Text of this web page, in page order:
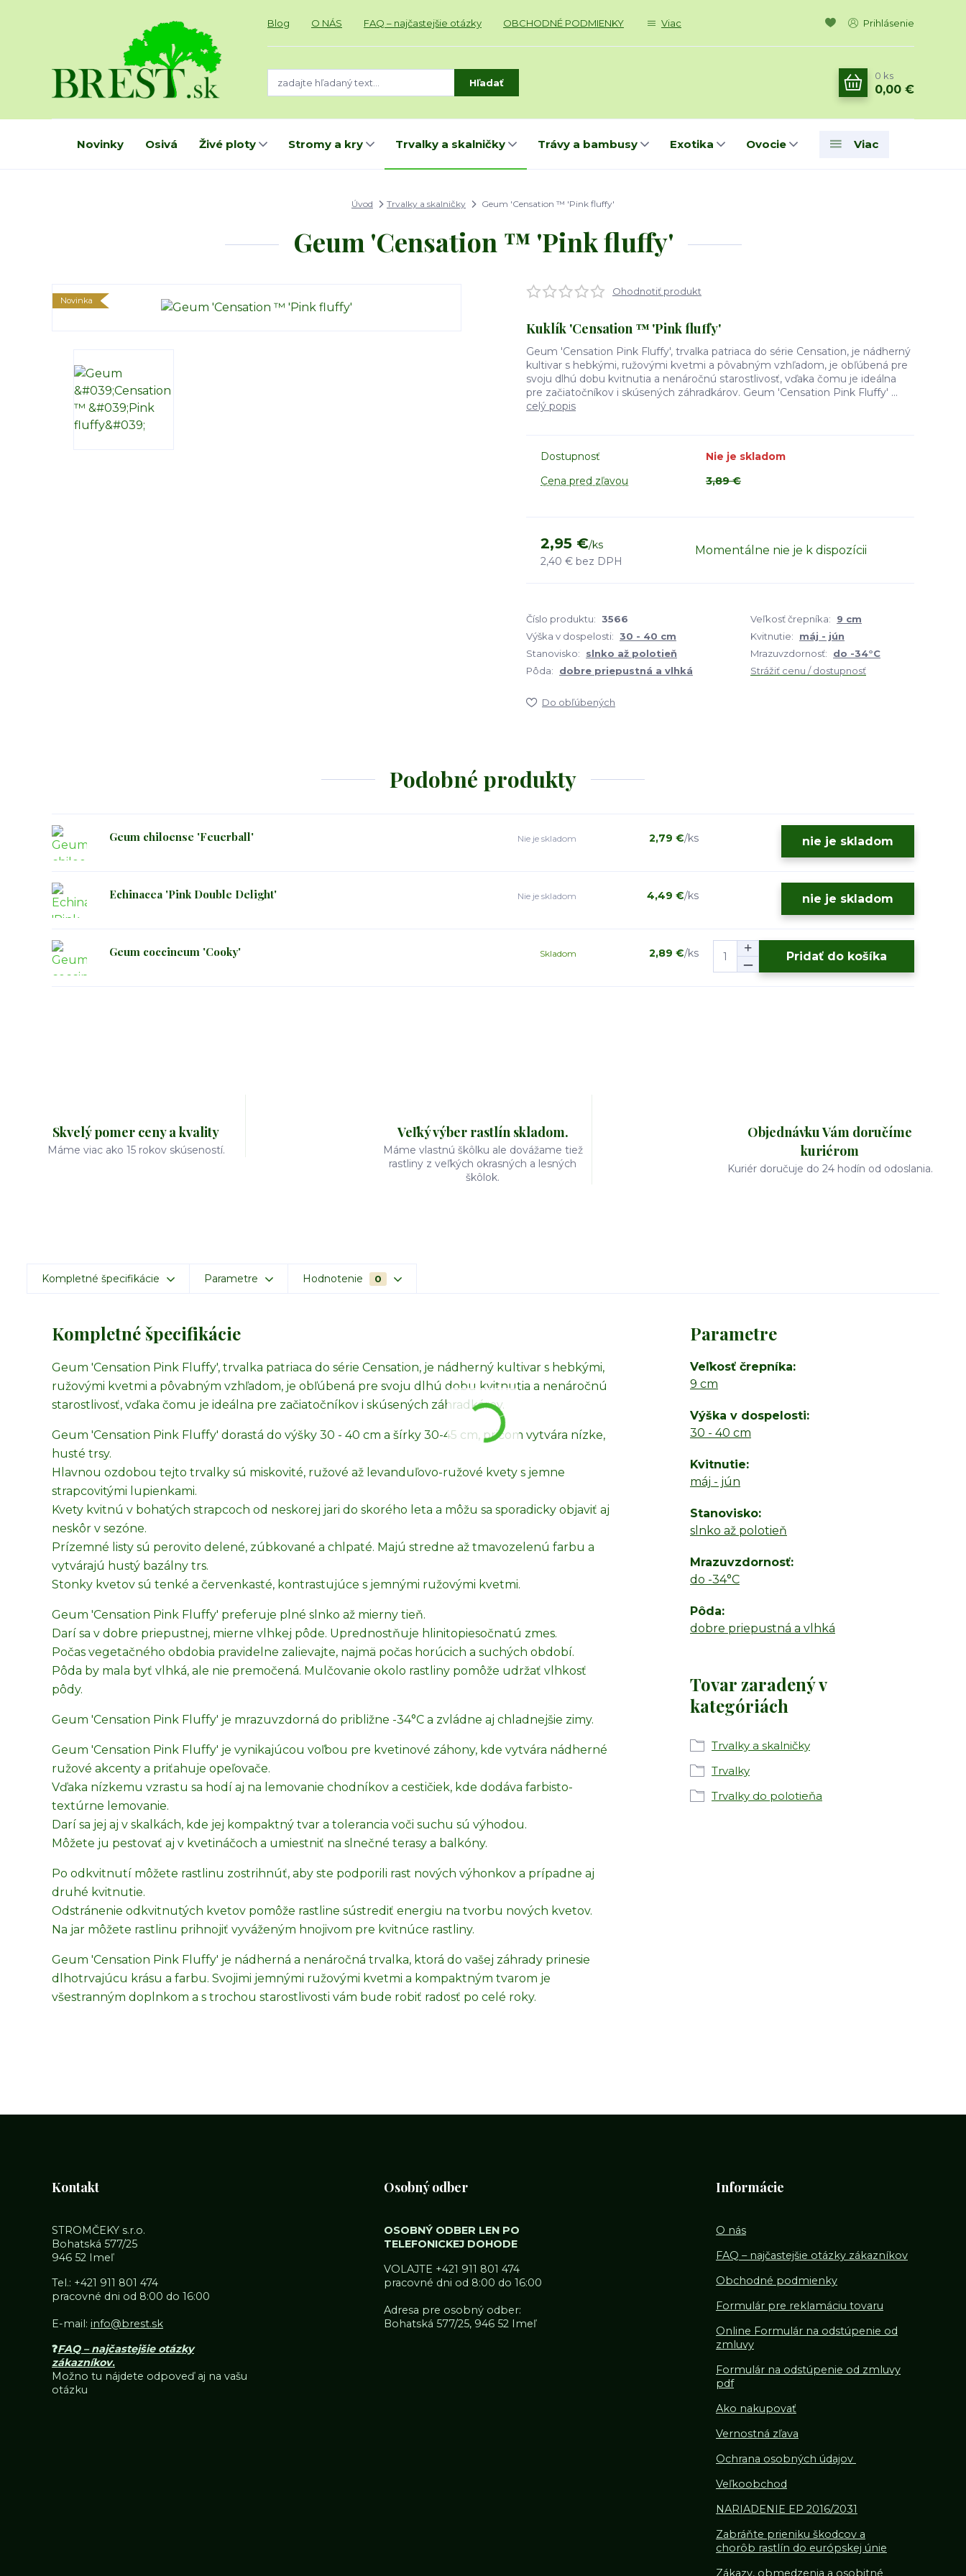
Blog O NÁS FAQ – najčastejšie otázky OBCHODNÉ PODMIENKY Viac Prihlásenie
Hľadať
0 ks
0,00 €
Novinky Osivá Živé ploty Stromy a kry Trvalky a skalničky Trávy a bambusy Exotika Ovocie Viac
Úvod Trvalky a skalničky Geum 'Censation ™ 'Pink fluffy'
Geum 'Censation ™ 'Pink fluffy'
Novinka
Ohodnotiť produkt
Kuklík 'Censation ™ 'Pink fluffy'
Geum 'Censation Pink Fluffy', trvalka patriaca do série Censation, je nádherný
kultivar s hebkými, ružovými kvetmi a pôvabným vzhľadom, je obľúbená pre
svoju dlhú dobu kvitnutia a nenáročnú starostlivosť, vďaka čomu je ideálna
pre začiatočníkov i skúsených záhradkárov. Geum 'Censation Pink Fluffy' ...
celý popis
Dostupnosť
Nie je skladom
Cena pred zľavou
3,89 €
2,95 €/ks
2,40 € bez DPH
Momentálne nie je k dispozícii
Číslo produktu: 3566 Veľkosť črepníka:
9 cm
Výška v dospelosti: 30 - 40 cm Kvitnutie:
máj - jún
Stanovisko:
slnko až polotieň Mrazuvzdornosť:
do -34°C
Pôda:
dobre priepustná a vlhká Strážiť cenu / dostupnosť
Do obľúbených
Podobné produkty
Geum chiloense 'Feuerball' 2,79 €/ks
Nie je skladom nie je skladom
Echinacea 'Pink Double Delight' 4,49 €/ks
Nie je skladom nie je skladom
Geum coccineum 'Cooky' 2,89 €/ks
Skladom Pridať do košíka
Skvelý pomer ceny a kvality
Máme viac ako 15 rokov skúseností.
Veľký výber rastlín skladom.
Máme vlastnú škôlku ale dovážame tiež
rastliny z veľkých okrasných a lesných
škôlok.
Objednávku Vám doručíme
kuriérom
Kuriér doručuje do 24 hodín od odoslania.
Kompletné špecifikácie Parametre Hodnotenie 0
Kompletné špecifikácie
Geum 'Censation Pink Fluffy', trvalka patriaca do série Censation, je nádherný kultivar s hebkými,
ružovými kvetmi a pôvabným vzhľadom, je obľúbená pre svoju dlhú dobu kvitnutia a nenáročnú
starostlivosť, vďaka čomu je ideálna pre začiatočníkov i skúsených záhradkárov.
Geum 'Censation Pink Fluffy' dorastá do výšky 30 - 40 cm a šírky 30-45 cm, pričom vytvára nízke,
husté trsy.
Hlavnou ozdobou tejto trvalky sú miskovité, ružové až levanduľovo-ružové kvety s jemne
strapcovitými lupienkami.
Kvety kvitnú v bohatých strapcoch od neskorej jari do skorého leta a môžu sa sporadicky objaviť aj
neskôr v sezóne.
Prízemné listy sú perovito delené, zúbkované a chlpaté. Majú stredne až tmavozelenú farbu a
vytvárajú hustý bazálny trs.
Stonky kvetov sú tenké a červenkasté, kontrastujúce s jemnými ružovými kvetmi.
Geum 'Censation Pink Fluffy' preferuje plné slnko až mierny tieň.
Darí sa v dobre priepustnej, mierne vlhkej pôde. Uprednostňuje hlinitopiesočnatú zmes.
Počas vegetačného obdobia pravidelne zalievajte, najmä počas horúcich a suchých období.
Pôda by mala byť vlhká, ale nie premočená. Mulčovanie okolo rastliny pomôže udržať vlhkosť
pôdy.
Geum 'Censation Pink Fluffy' je mrazuvzdorná do približne -34°C a zvládne aj chladnejšie zimy.
Geum 'Censation Pink Fluffy' je vynikajúcou voľbou pre kvetinové záhony, kde vytvára nádherné
ružové akcenty a priťahuje opeľovače.
Vďaka nízkemu vzrastu sa hodí aj na lemovanie chodníkov a cestičiek, kde dodáva farbisto-
textúrne lemovanie.
Darí sa jej aj v skalkách, kde jej kompaktný tvar a tolerancia voči suchu sú výhodou.
Môžete ju pestovať aj v kvetináčoch a umiestniť na slnečné terasy a balkóny.
Po odkvitnutí môžete rastlinu zostrihnúť, aby ste podporili rast nových výhonkov a prípadne aj
druhé kvitnutie.
Odstránenie odkvitnutých kvetov pomôže rastline sústrediť energiu na tvorbu nových kvetov.
Na jar môžete rastlinu prihnojiť vyváženým hnojivom pre kvitnúce rastliny.
Geum 'Censation Pink Fluffy' je nádherná a nenáročná trvalka, ktorá do vašej záhrady prinesie
dlhotrvajúcu krásu a farbu. Svojimi jemnými ružovými kvetmi a kompaktným tvarom je
všestranným doplnkom a s trochou starostlivosti vám bude robiť radosť po celé roky.
Parametre
Veľkosť črepníka
9 cm
Výška v dospelosti
30 - 40 cm
Kvitnutie
máj - jún
Stanovisko
slnko až polotieň
Mrazuvzdornosť
do -34°C
Pôda
dobre priepustná a vlhká
Tovar zaradený v
kategóriách
Trvalky a skalničky
Trvalky
Trvalky do polotieňa
Kontakt
STROMČEKY s.r.o.
Bohatská 577/25
946 52 Imeľ
Tel.: +421 911 801 474
pracovné dni od 8:00 do 16:00
E-mail: info@brest.sk
❓FAQ – najčastejšie otázky
zákazníkov.
Možno tu nájdete odpoveď aj na vašu
otázku
Osobný odber
OSOBNÝ ODBER LEN PO
TELEFONICKEJ DOHODE
VOLAJTE +421 911 801 474
pracovné dni od 8:00 do 16:00
Adresa pre osobný odber:
Bohatská 577/25, 946 52 Imeľ
Informácie
O nás
FAQ – najčastejšie otázky zákazníkov
Obchodné podmienky
Formulár pre reklamáciu tovaru
Online Formulár na odstúpenie od
zmluvy
Formulár na odstúpenie od zmluvy
pdf
Ako nakupovať
Vernostná zľava
Ochrana osobných údajov
Veľkoobchod
NARIADENIE EP 2016/2031
Zabráňte prieniku škodcov a
chorôb rastlín do európskej únie
Zákazy, obmedzenia a osobitné